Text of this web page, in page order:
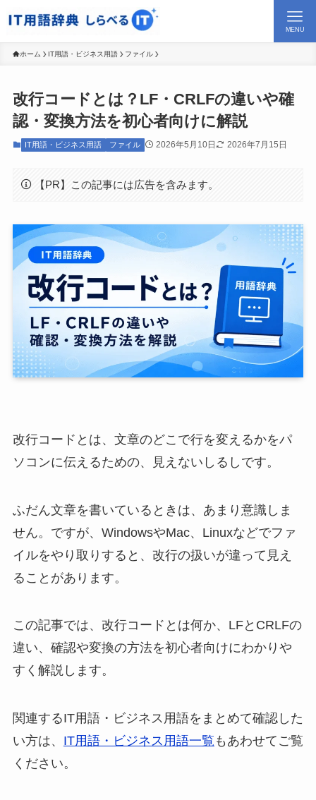
MENU
ホーム IT用語・ビジネス用語 ファイル
改行コードとは？LF・CRLFの違いや確
認・変換方法を初心者向けに解説
IT用語・ビジネス用語 ファイル 2026年5月10日 2026年7月15日
【PR】この記事には広告を含みます。
改行コードとは、文章のどこで行を変えるかをパ
ソコンに伝えるための、見えないしるしです。
ふだん文章を書いているときは、あまり意識しま
せん。ですが、WindowsやMac、Linuxなどでファ
イルをやり取りすると、改行の扱いが違って見え
ることがあります。
この記事では、改行コードとは何か、LFとCRLFの
違い、確認や変換の方法を初心者向けにわかりや
すく解説します。
関連するIT用語・ビジネス用語をまとめて確認した
い方は、 IT用語・ビジネス用語一覧 もあわせてご覧
ください。